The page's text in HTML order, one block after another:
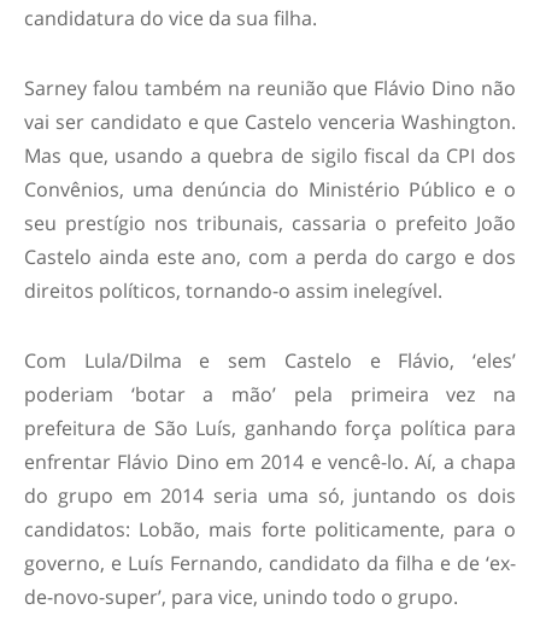
candidatura do vice da sua filha.
Sarney falou também na reunião que Flávio Dino não
vai ser candidato e que Castelo venceria Washington.
Mas que, usando a quebra de sigilo fiscal da CPI dos
Convênios, uma denúncia do Ministério Público e o
seu prestígio nos tribunais, cassaria o prefeito João
Castelo ainda este ano, com a perda do cargo e dos
direitos políticos, tornando-o assim inelegível.
Com Lula/Dilma e sem Castelo e Flávio, ‘eles’
poderiam ‘botar a mão’ pela primeira vez na
prefeitura de São Luís, ganhando força política para
enfrentar Flávio Dino em 2014 e vencê-lo. Aí, a chapa
do grupo em 2014 seria uma só, juntando os dois
candidatos: Lobão, mais forte politicamente, para o
governo, e Luís Fernando, candidato da filha e de ‘ex-
de-novo-super’, para vice, unindo todo o grupo.